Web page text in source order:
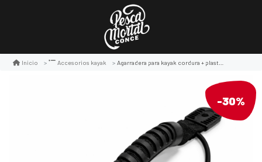
Inicio Accesorios kayak Agarradera para kayak cordura + plastico
-30%